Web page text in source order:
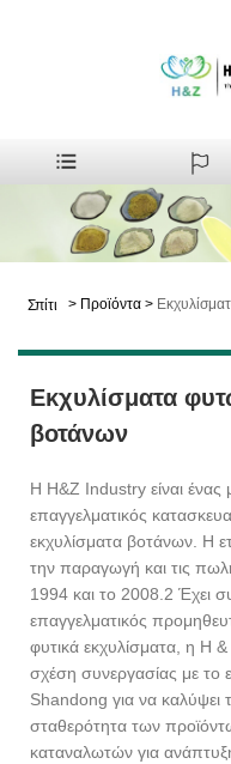
Σπίτι > Προϊόντα >
Εκχυλίσματα
βοτάνων
Η H&Z Industry είναι ένας
επαγγελματικός
εκχυλίσματα βοτάνων. Η
την παραγωγή και τις
1994 και το 2008.2 Έχει
επαγγελματικός
φυτικά εκχυλίσματα, η H
σχέση συνεργασίας με το
Shandong για να καλύψει
σταθερότητα των
καταναλωτών για